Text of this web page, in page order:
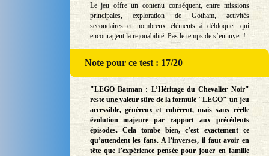
Le jeu offre un contenu conséquent, entre missions
principales, exploration de Gotham, activités
secondaires et nombreux éléments à débloquer qui
encouragent la rejouabilité. Pas le temps de s’ennuyer !
Notepour ce test : 17/20
"LEGO Batman : L’Héritage du Chevalier Noir"
reste une valeur sûre de la formule "LEGO" un jeu
accessible, généreux et cohérent, mais sans réelle
évolution majeure par rapport aux précédents
épisodes. Cela tombe bien, c’est exactement ce
qu’attendent les fans. A l’inverses, il faut avoir en
tête que l’expérience pensée pour jouer en famille